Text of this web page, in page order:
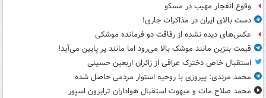
وقوع انفجار مهیب در مسکو
دست بالای ایران در مذاکرات جاری!
عکس‌های دیده نشده از رفاقت دو فرمانده‌ موشکی
قیمت بنزین مانند موشک بالا می‌رود اما مانند پر پایین می‌آید!
استقبال خاص دخترک عراقی از زائران اربعین حسینی
محمد مرندی: پیروزی با روحیه استوار مردمی حاصل شده
محمد صلاح مات و مبهوت استقبال هواداران ترابزون اسپور